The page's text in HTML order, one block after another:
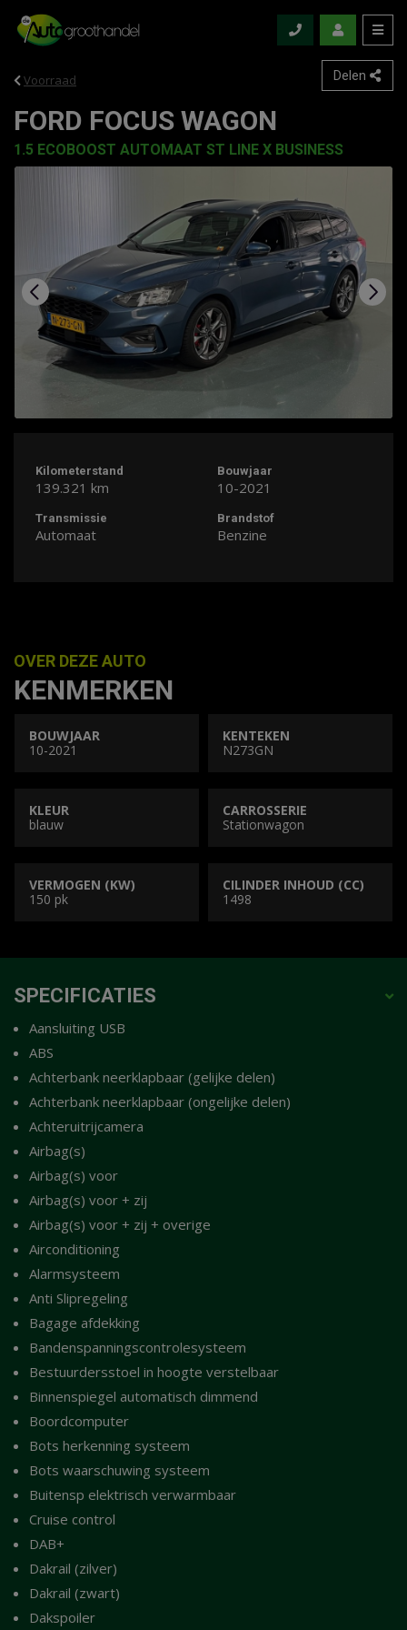
Voorraad Delen
Kilometerstand
139.321 km
Bouwjaar
10-2021
Transmissie
Automaat
Brandstof
Benzine
FORD FOCUS WAGON
1.5 ECOBOOST AUTOMAAT ST LINE X BUSINESS
OVER DEZE AUTO
KENMERKEN
BOUWJAAR
10-2021
KENTEKEN
N273GN
KLEUR
blauw
CARROSSERIE
Stationwagon
VERMOGEN (KW)
150 pk
CILINDER INHOUD (CC)
1498
SPECIFICATIES
Aansluiting USB
ABS
Achterbank neerklapbaar (gelijke delen)
Achterbank neerklapbaar (ongelijke delen)
Achteruitrijcamera
Airbag(s)
Airbag(s) voor
Airbag(s) voor + zij
Airbag(s) voor + zij + overige
Airconditioning
Alarmsysteem
Anti Slipregeling
Bagage afdekking
Bandenspanningscontrolesysteem
Bestuurdersstoel in hoogte verstelbaar
Binnenspiegel automatisch dimmend
Boordcomputer
Bots herkenning systeem
Bots waarschuwing systeem
Buitensp elektrisch verwarmbaar
Cruise control
DAB+
Dakrail (zilver)
Dakrail (zwart)
Dakspoiler